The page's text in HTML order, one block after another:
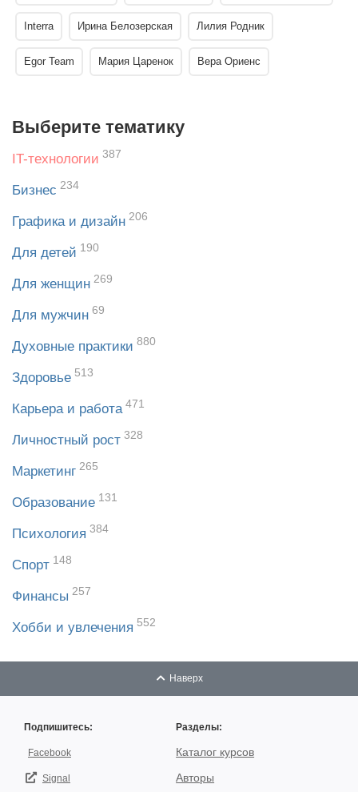
Interra Ирина Белозерская Лилия Родник
Egor Team Мария Царенок Вера Ориенс
Выберите тематику
IT-технологии 387
Бизнес 234
Графика и дизайн 206
Для детей 190
Для женщин 269
Для мужчин 69
Духовные практики 880
Здоровье 513
Карьера и работа 471
Личностный рост 328
Маркетинг 265
Образование 131
Психология 384
Спорт 148
Финансы 257
Хобби и увлечения 552
Наверх
Подпишитесь:
Facebook
Signal
Разделы:
Каталог курсов
Авторы